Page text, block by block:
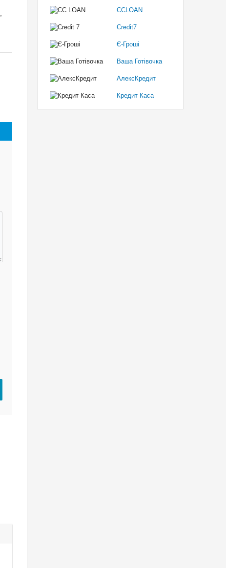
CCLOAN
Credit7
Є-Гроші
Ваша Готівочка
АлексКредит
Кредит Каса